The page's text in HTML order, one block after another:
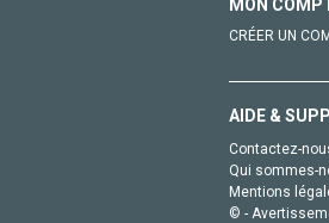
MON
CRÉER UN
AIDE &
Contactez-
Qui sommes-
Mentions
© -